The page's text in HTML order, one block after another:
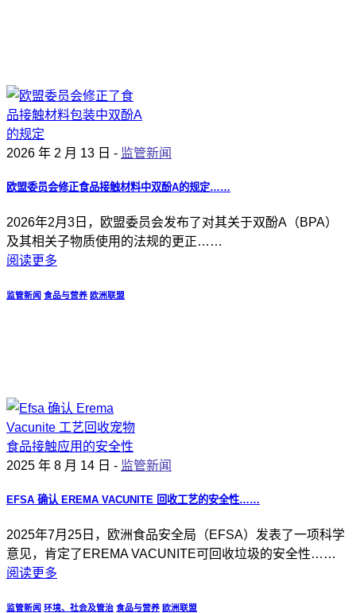
2026 年 2 月 13 日 - 监管新闻
欧盟委员会修正食品接触材料中双酚A的规定……
2026年2月3日，欧盟委员会发布了对其关于双酚A（BPA）
及其相关子物质使用的法规的更正……
阅读更多
监管新闻 食品与营养 欧洲联盟
2025 年 8 月 14 日 - 监管新闻
EFSA 确认 EREMA VACUNITE 回收工艺的安全性……
2025年7月25日，欧洲食品安全局（EFSA）发表了一项科学
意见，肯定了EREMA VACUNITE可回收垃圾的安全性……
阅读更多
监管新闻 环境、社会及管治 食品与营养 欧洲联盟